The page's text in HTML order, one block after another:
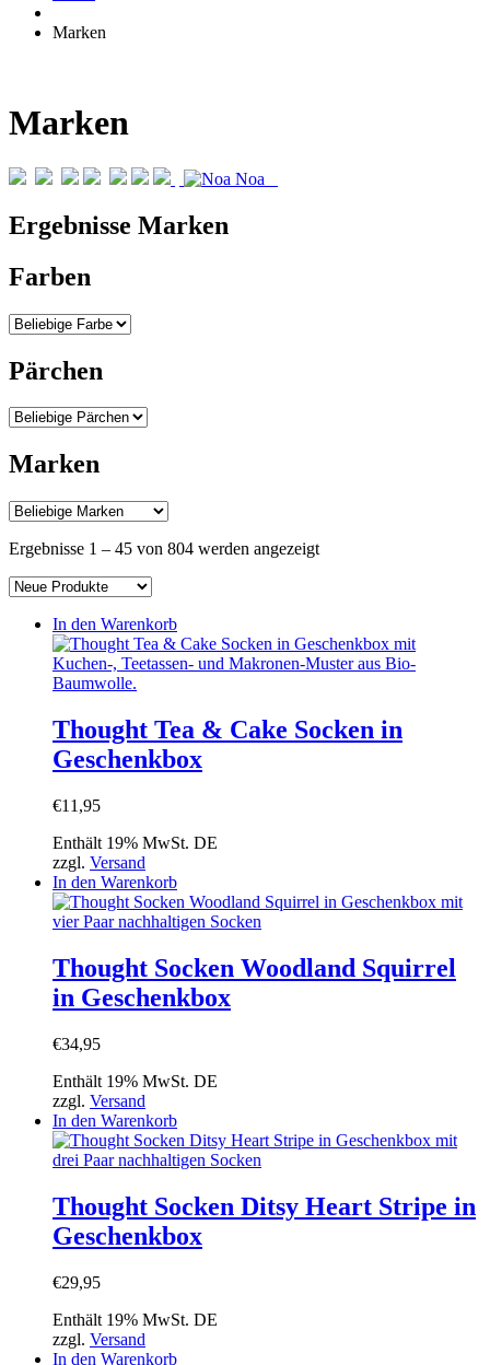
Marken
Marken
Ergebnisse Marken
Farben
Pärchen
Marken
Ergebnisse 1 – 45 von 804 werden angezeigtNach
In den Warenkorb
Thought Tea & Cake Socken in
Geschenkbox
€11,95
Enthält 19% MwSt. DE
zzgl. Versand
In den Warenkorb
Thought Socken Woodland Squirrel
in Geschenkbox
€34,95
Enthält 19% MwSt. DE
zzgl. Versand
In den Warenkorb
Thought Socken Ditsy Heart Stripe in
Geschenkbox
€29,95
Enthält 19% MwSt. DE
zzgl. Versand
In den Warenkorb